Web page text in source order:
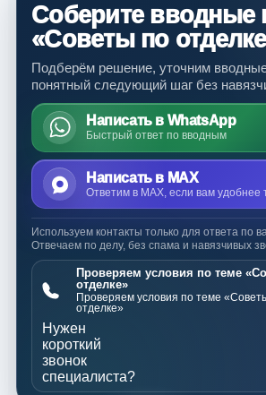
Соберите вводные
«Советы по
Подберём решение, уточним
понятный следующий шаг без
Написать в WhatsApp
Быстрый ответ по вводным
Написать в MAX
Ответим в MAX, если вам удобнее
Используем контакты только для ответа по
Отвечаем по делу, без спама и навязчивых
Проверяем условия по теме
отделке»
Проверяем условия по теме
отделке»
Нужен
короткий
звонок
специалиста?